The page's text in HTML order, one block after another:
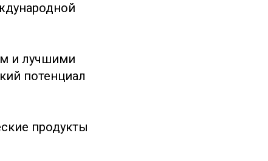
и лучшими
потенциал
продукты